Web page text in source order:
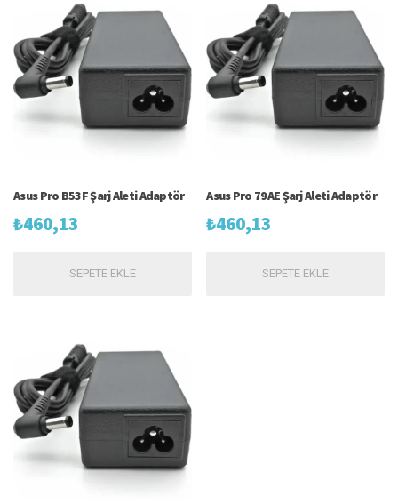
Asus Pro B53F Şarj Aleti Adaptör
₺460,13
SEPETE EKLE
Asus Pro 79AE Şarj Aleti Adaptör
₺460,13
SEPETE EKLE